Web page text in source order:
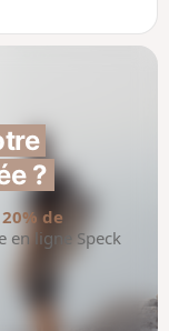
d'atteindre
était
les douves du
de Saint-
?
20% de
en ligne Speck